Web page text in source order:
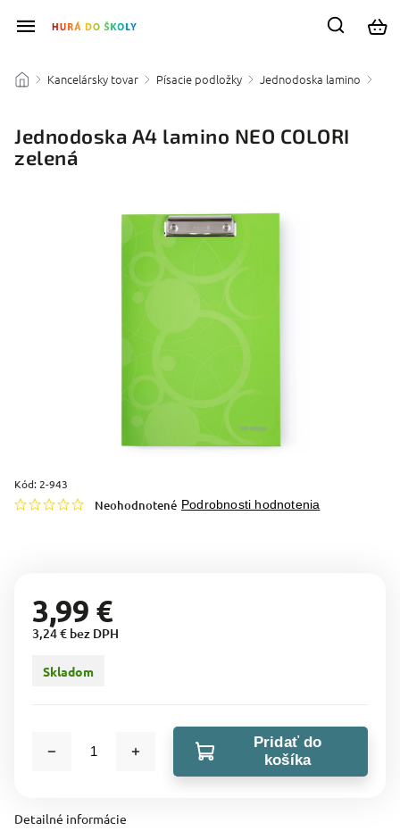
/ Kancelársky tovar / Písacie podložky / Jednodoska lamino /
Jednodoska A4 lamino NEO COLORI
zelená
Kód: 2-943
Neohodnotené Podrobnosti hodnotenia
3,99 €
3,24 € bez DPH
Skladom
Pridať do
košíka
Detailné informácie